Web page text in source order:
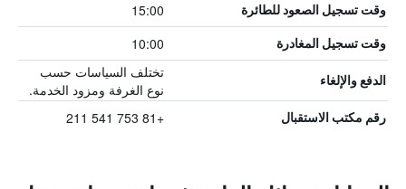
وقت تسجيل الصعود للطائرة 15:00
وقت تسجيل المغادرة 10:00
الدفع والإلغاء
تختلف السياسات حسب
نوع الغرفة ومزود الخدمة.
رقم مكتب الاستقبال +81 753 541 211